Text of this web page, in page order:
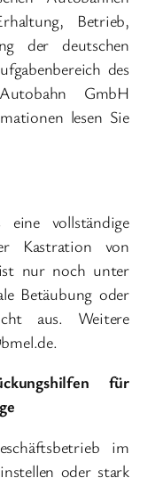
Betrieb,
der deutschen
des
GmbH
lesen Sie
vollständige
Kastration von
nur noch unter
Betäubung oder
aus. Weitere
für
im
oder stark